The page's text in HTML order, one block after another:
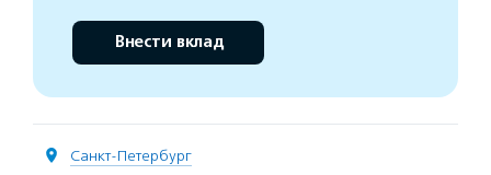
Внести вклад
Санкт-Петербург